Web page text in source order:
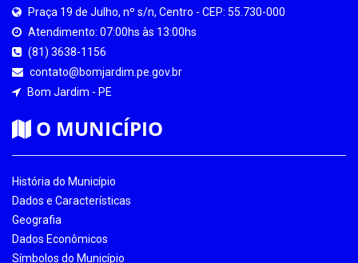
Praça 19 de Julho, nº s/n, Centro - CEP: 55.730-000
Atendimento: 07:00hs às 13:00hs
(81) 3638-1156
contato@bomjardim.pe.gov.br
Bom Jardim - PE
O MUNICÍPIO
História do Município
Dados e Características
Geografia
Dados Econômicos
Símbolos do Município